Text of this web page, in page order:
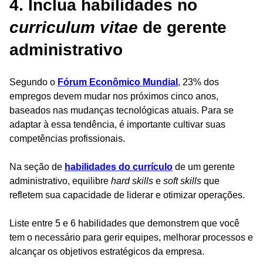
4. Inclua habilidades no
curriculum vitae de gerente
administrativo
Segundo o Fórum Econômico Mundial , 23% dos
empregos devem mudar nos próximos cinco anos,
baseados nas mudanças tecnológicas atuais. Para se
adaptar à essa tendência, é importante cultivar suas
competências profissionais.
Na seção de habilidades do currículo de um gerente
administrativo, equilibre hard skills e soft skills que
refletem sua capacidade de liderar e otimizar operações.
Liste entre 5 e 6 habilidades que demonstrem que você
tem o necessário para gerir equipes, melhorar processos e
alcançar os objetivos estratégicos da empresa.